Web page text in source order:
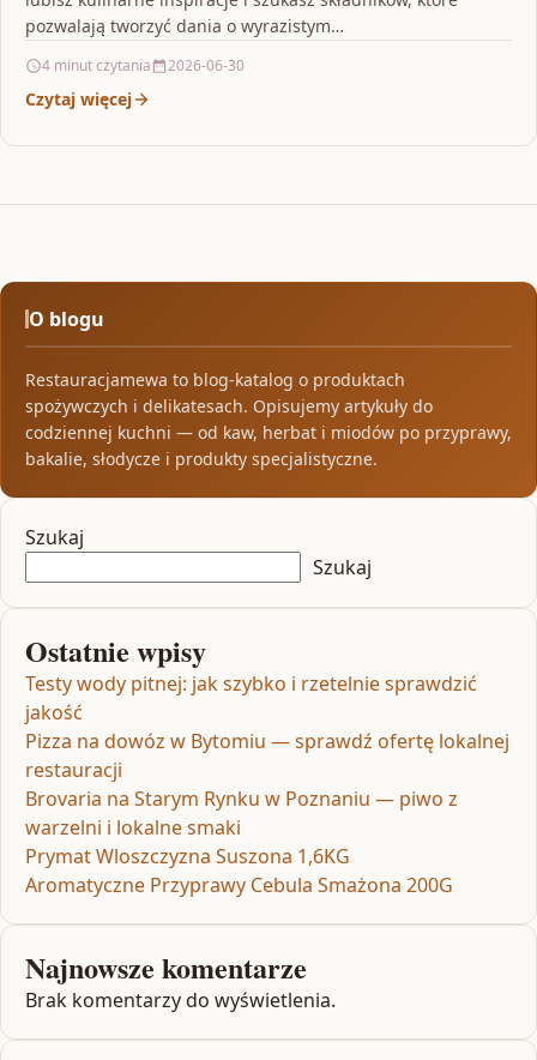
pozwalają tworzyć dania o wyrazistym…
4 minut czytania 2026-06-30
Czytaj więcej
O blogu
Restauracjamewa to blog-katalog o produktach
spożywczych i delikatesach. Opisujemy artykuły do
codziennej kuchni — od kaw, herbat i miodów po przyprawy,
bakalie, słodycze i produkty specjalistyczne.
Szukaj
Szukaj
Ostatnie wpisy
Testy wody pitnej: jak szybko i rzetelnie sprawdzić
jakość
Pizza na dowóz w Bytomiu — sprawdź ofertę lokalnej
restauracji
Brovaria na Starym Rynku w Poznaniu — piwo z
warzelni i lokalne smaki
Prymat Wloszczyzna Suszona 1,6KG
Aromatyczne Przyprawy Cebula Smażona 200G
Najnowsze komentarze
Brak komentarzy do wyświetlenia.